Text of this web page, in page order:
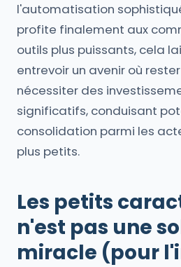
l'automatisation
profite finalement aux
outils plus puissants, cela
entrevoir un avenir où
nécessiter des
significatifs, conduisant
consolidation parmi les
plus petits.
Les petits
n'est pas une
miracle (pour